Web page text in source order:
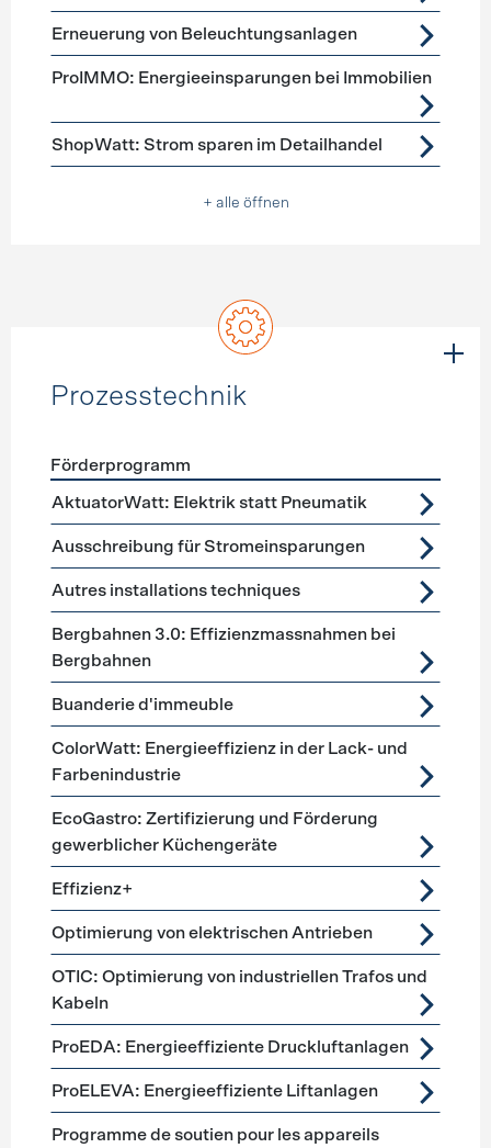
Erneuerung von Beleuchtungsanlagen
ProIMMO: Energieeinsparungen bei Immobilien
ShopWatt: Strom sparen im Detailhandel
+ alle öffnen
Prozesstechnik
Förderprogramme Prozesstechnik
Förderprogramm
AktuatorWatt: Elektrik statt Pneumatik
Ausschreibung für Stromeinsparungen
Autres installations techniques
Bergbahnen 3.0: Effizienzmassnahmen bei
Bergbahnen
Buanderie d'immeuble
ColorWatt: Energieeffizienz in der Lack- und
Farbenindustrie
EcoGastro: Zertifizierung und Förderung
gewerblicher Küchengeräte
Effizienz+
Optimierung von elektrischen Antrieben
OTIC: Optimierung von industriellen Trafos und
Kabeln
ProEDA: Energieeffiziente Druckluftanlagen
ProELEVA: Energieeffiziente Liftanlagen
Programme de soutien pour les appareils